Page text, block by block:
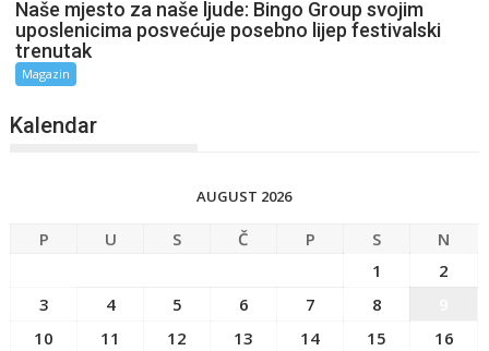
Naše mjesto za naše ljude: Bingo Group svojim
uposlenicima posvećuje posebno lijep festivalski
trenutak
Magazin
Kalendar
AUGUST 2026
P U S Č P S
N
1
2
3
4 5 6 7 8
10
11 12 13 14 15
16